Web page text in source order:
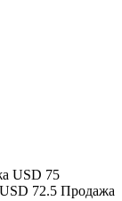
USD 75
72.5 Продажа